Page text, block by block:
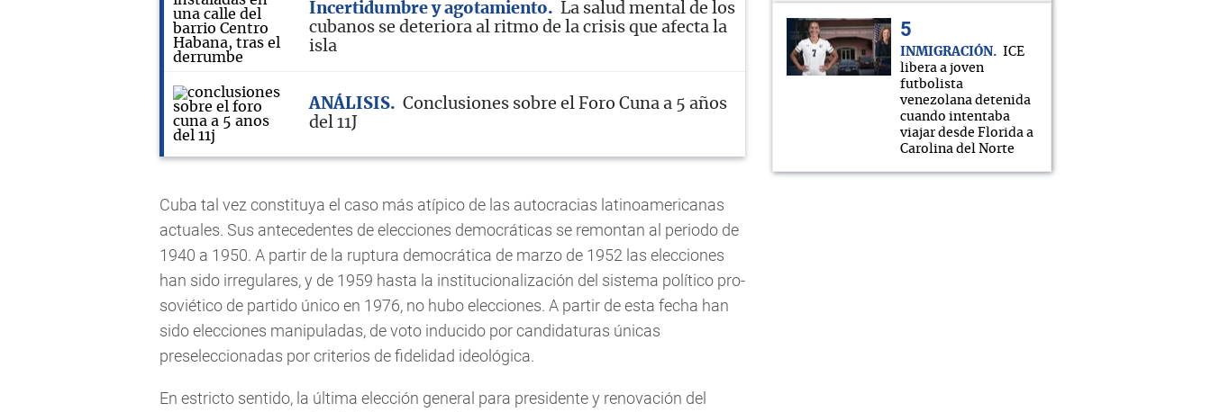
Incertidumbre y agotamiento
La salud mental de los
cubanos se deteriora al ritmo de la crisis que afecta la
isla
ANÁLISIS
Conclusiones sobre el Foro Cuna a 5 años
del 11J
Cuba tal vez constituya el caso más atípico de las autocracias latinoamericanas
actuales. Sus antecedentes de elecciones democráticas se remontan al periodo de
1940 a 1950. A partir de la ruptura democrática de marzo de 1952 las elecciones
han sido irregulares, y de 1959 hasta la institucionalización del sistema político pro-
soviético de partido único en 1976, no hubo elecciones. A partir de esta fecha han
sido elecciones manipuladas, de voto inducido por candidaturas únicas
preseleccionadas por criterios de fidelidad ideológica.
En estricto sentido, la última elección general para presidente y renovación del
INMIGRACIÓN
ICE
libera a joven
futbolista
venezolana detenida
cuando intentaba
viajar desde Florida a
Carolina del Norte